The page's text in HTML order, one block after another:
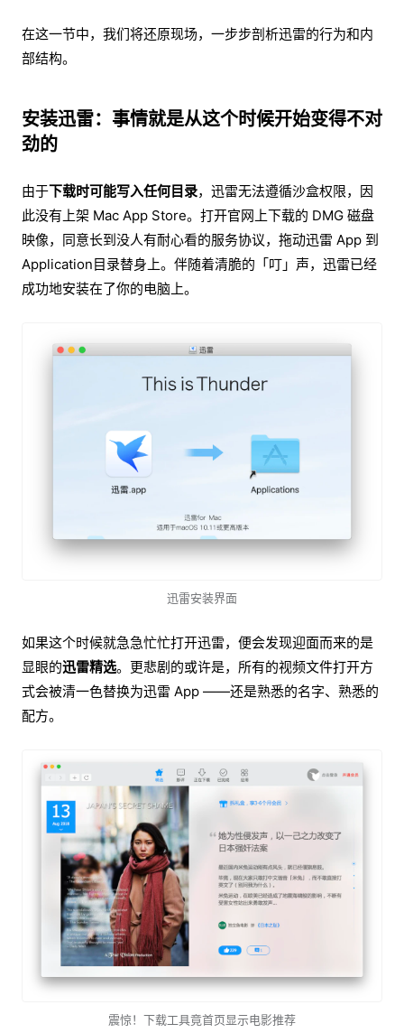
在这一节中，我们将还原现场，一步步剖析迅雷的行为和内
部结构。
安装迅雷：事情就是从这个时候开始变得不对
劲的
由于下载时可能写入任何目录，迅雷无法遵循沙盒权限，因
此没有上架 Mac App Store。打开官网上下载的 DMG 磁盘
映像，同意长到没人有耐心看的服务协议，拖动迅雷 App 到
Application目录替身上。伴随着清脆的「叮」声，迅雷已经
成功地安装在了你的电脑上。
迅雷安装界面
如果这个时候就急急忙忙打开迅雷，便会发现迎面而来的是
显眼的迅雷精选。更悲剧的或许是，所有的视频文件打开方
式会被清一色替换为迅雷 App ——还是熟悉的名字、熟悉的
配方。
震惊！下载工具竟首页显示电影推荐